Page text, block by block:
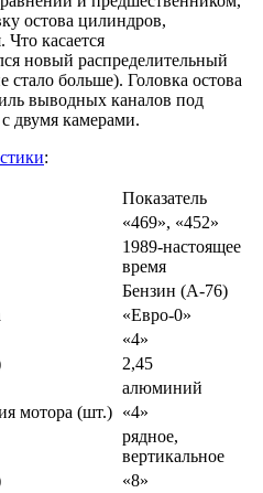
остова цилиндров,
касается
новый распределительный
стало больше). Головка остова
выводных каналов под
двумя камерами.
:
Показатель
«469», «452»
1989-настоящее
время
Бензин (А-76)
«Евро-0»
«4»
2,45
алюминий
мотора (шт.) «4»
рядное,
вертикальное
«8»